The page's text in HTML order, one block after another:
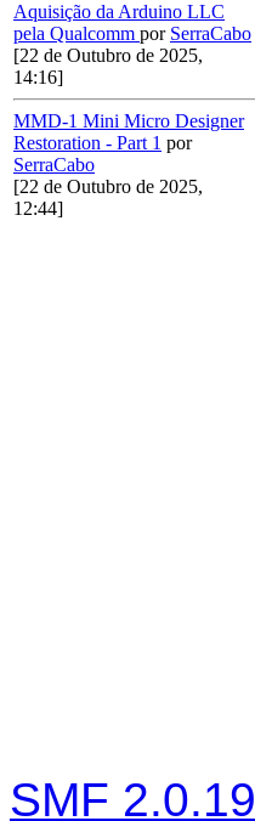
Aquisição da Arduino LLC
pela Qualcomm por SerraCabo
[22 de Outubro de 2025,
14:16]
MMD-1 Mini Micro Designer
Restoration - Part 1 por
SerraCabo
[22 de Outubro de 2025,
12:44]
SMF 2.0.19